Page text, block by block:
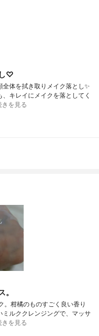
♡
体を拭き取りメイク落とし✨
キレイにメイクを落としてく
きを見る
。柑橘のものすごく良い香り
ルククレンジングで、マッサ
きを見る